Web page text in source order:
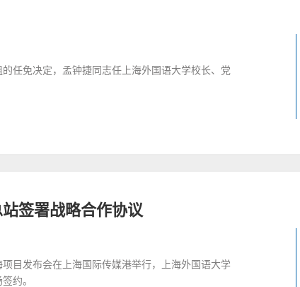
任免决定，孟钟捷同志任上海外国语大学校长、党
签署战略合作协议
目发布会在上海国际传媒港举行，上海外国语大学
约。